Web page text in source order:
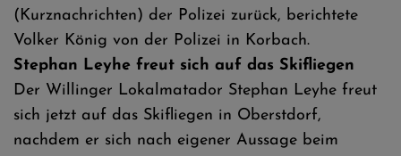
(Kurznachrichten) der Polizei zurück, berichtete
Volker König von der Polizei in Korbach.
Stephan Leyhe freut sich auf das Skifliegen
Der Willinger Lokalmatador Stephan Leyhe freut
sich jetzt auf das Skifliegen in Oberstdorf,
nachdem er sich nach eigener Aussage beim